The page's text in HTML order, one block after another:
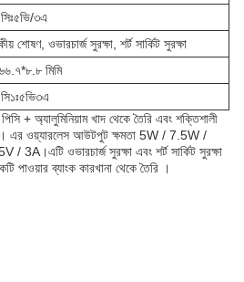
৩এ
শোষণ, ওভারচার্জ সুরক্ষা, শর্ট সার্কিট সুরক্ষা
মিমি
+ অ্যালুমিনিয়াম খাদ থেকে তৈরি এবং শক্তিশালী
এর ওয়্যারলেস আউটপুট ক্ষমতা 5W / 7.5W /
ওভারচার্জ সুরক্ষা এবং শর্ট সার্কিট সুরক্ষা
পাওয়ার ব্যাংক কারখানা থেকে তৈরি ।